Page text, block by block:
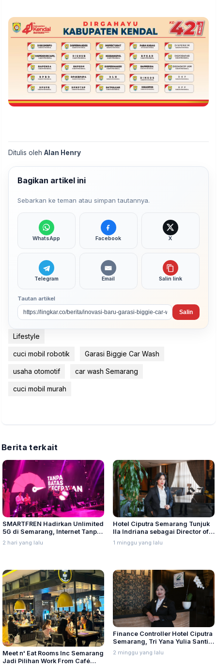
Ditulis oleh Alan Henry
Bagikan artikel ini
Sebarkan ke teman atau simpan tautannya.
WhatsApp Facebook X
Telegram Email Salin link
Tautan artikel
Salin
Lifestyle
cuci mobil robotik Garasi Biggie Car Wash
usaha otomotif car wash Semarang
cuci mobil murah
Berita terkait
SMARTFREN Hadirkan Unlimited
5G di Semarang, Internet Tanpa
Batas Kecepatan
2 hari yang lalu
Hotel Ciputra Semarang Tunjuk
Ila Indriana sebagai Director of
Sales & Marketing
1 minggu yang lalu
Meet n' Eat Rooms Inc Semarang
Jadi Pilihan Work From Café
Finance Controller Hotel Ciputra
Semarang, Tri Yana Yulia Santi:
Kepemimpinan Berawal dari
Integritas dan Proses
2 minggu yang lalu